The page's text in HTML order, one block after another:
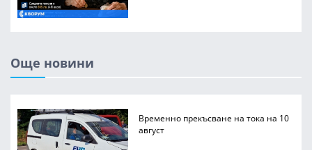
Още новини
Временно прекъсване на тока на 10
август